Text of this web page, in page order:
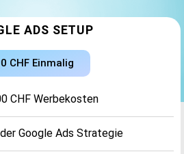
ADS SETUP
CHF Einmalig
CHF Werbekosten
Google Ads Strategie